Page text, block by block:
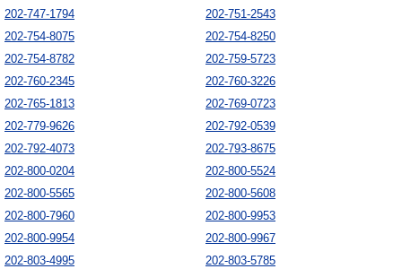
202-747-1794
202-751-2543
202-754-8075
202-754-8250
202-754-8782
202-759-5723
202-760-2345
202-760-3226
202-765-1813
202-769-0723
202-779-9626
202-792-0539
202-792-4073
202-793-8675
202-800-0204
202-800-5524
202-800-5565
202-800-5608
202-800-7960
202-800-9953
202-800-9954
202-800-9967
202-803-4995
202-803-5785